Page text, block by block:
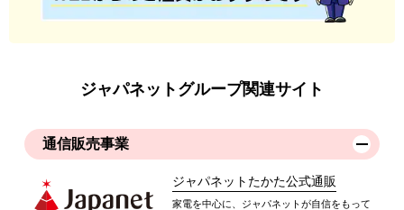
ジャパネットグループ関連サイト
通信販売事業
ジャパネットたかた公式通販
家電を中心に、ジャパネットが自信をもって